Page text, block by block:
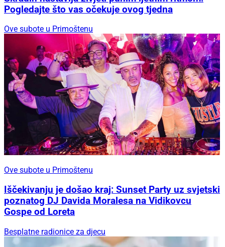
Pogledajte što vas očekuje ovog tjedna
Ove subote u Primoštenu
Ove subote u Primoštenu
Iščekivanju je došao kraj: Sunset Party uz svjetski
poznatog DJ Davida Moralesa na Vidikovcu
Gospe od Loreta
Besplatne radionice za djecu